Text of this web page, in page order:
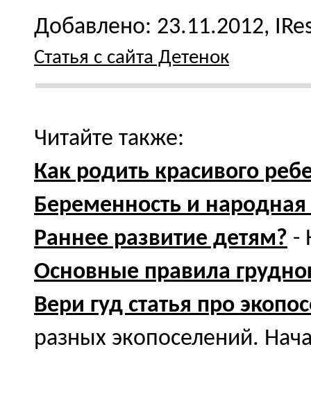
Добавлено: 23.11.2012,
Статья с сайта Детенок
Читайте также:
Как родить красивого
Беременность и
Раннее развитие детям? -
Основные правила
Вери гуд статья про
разных экопоселений.